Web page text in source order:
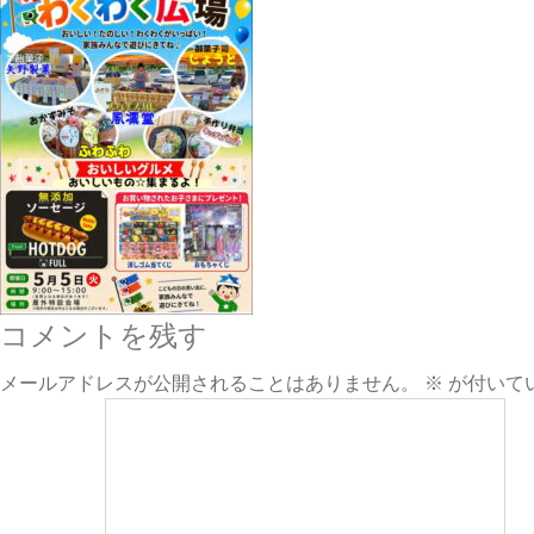
コメントを残す
メールアドレスが公開されることはありません。 ※ が付いて